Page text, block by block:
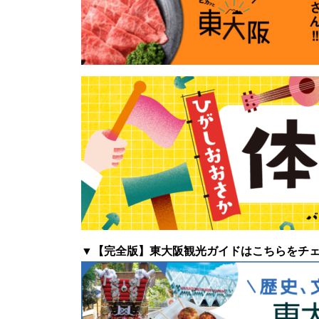
▼【完全版】東大阪観光ガイドはこちらをチ